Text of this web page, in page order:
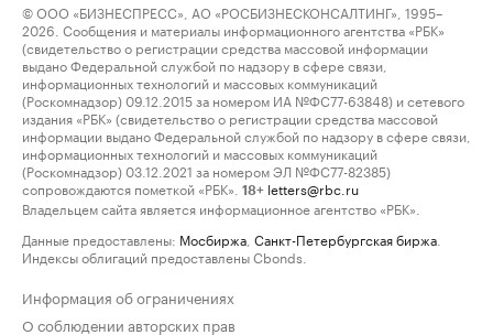
© ООО «БИЗНЕСПРЕСС», АО «РОСБИЗНЕСКОНСАЛТИНГ», 1995–
2026. Сообщения и материалы информационного агентства «РБК»
(свидетельство о регистрации средства массовой информации
выдано Федеральной службой по надзору в сфере связи,
информационных технологий и массовых коммуникаций
(Роскомнадзор) 09.12.2015 за номером ИА №ФС77-63848) и сетевого
издания «РБК» (свидетельство о регистрации средства массовой
информации выдано Федеральной службой по надзору в сфере связи,
информационных технологий и массовых коммуникаций
(Роскомнадзор) 03.12.2021 за номером ЭЛ №ФС77-82385)
сопровождаются пометкой «РБК».
18+ letters@rbc.ru
Владельцем сайта является информационное агентство «РБК».
Данные предоставлены: Мосбиржа Санкт-Петербургская биржа
Индексы облигаций предоставлены Cbonds.
Информация об ограничениях
О соблюдении авторских прав